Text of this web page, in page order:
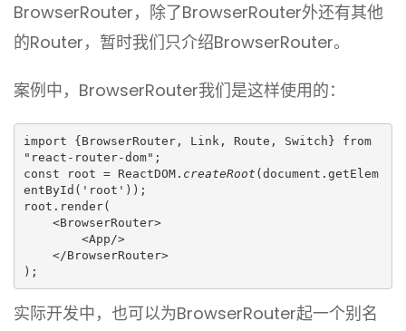
BrowserRouter，除了BrowserRouter外还有其他
的Router，暂时我们只介绍BrowserRouter。
案例中，BrowserRouter我们是这样使用的：
import {BrowserRouter, Link, Route, Switch} from
"react-router-dom";
const root = ReactDOM. createRoot (document.getElem
entById('root'));
root.render(
);
实际开发中，也可以为BrowserRouter起一个别名